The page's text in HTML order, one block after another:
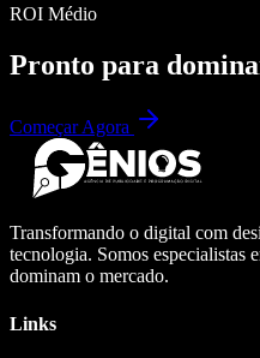
ROI Médio
Pronto para
Começar Agora
Transformando o digital com
tecnologia. Somos especialistas
dominam o mercado.
Links